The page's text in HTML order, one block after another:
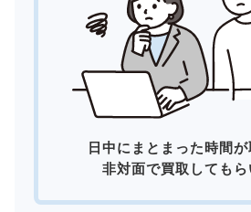
日中にまとまった時間が
非対面で買取してもら